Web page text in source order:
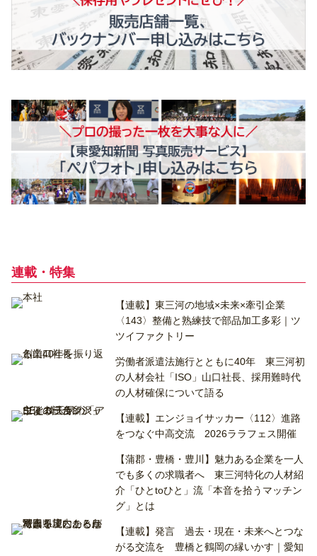
連載・特集
【連載】東三河の地域×未来×牽引企業
〈143〉整備と熟練技で部品加工多彩｜ツ
ツイファクトリー
労働者派遣法施行とともに40年 東三河初
の人材会社「ISO」山口社長、採用難時代
の人材確保について語る
【連載】エンジョイサッカー〈112〉進路
をつなぐ中高交流 2026ララフェス開催
【蒲郡・豊橋・豊川】魅力ある企業を一人
でも多くの求職者へ 東三河特化の人材紹
介「ひとtoひと」流「本音を拾うマッチン
グ」とは
【連載】発言 過去・現在・未来へとつな
がる交流を 豊橋と鶴岡の縁いかす｜愛知